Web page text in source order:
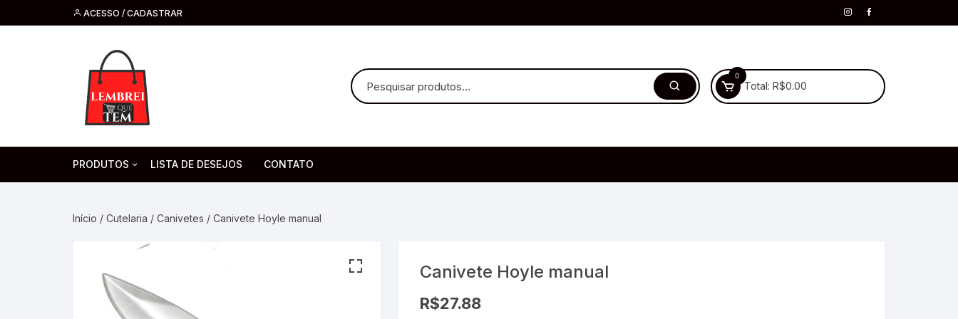
ACESSO / CADASTRAR
0
Total: R$0.00
PRODUTOS
Headsets e Microfone
Artigos para festa
LISTA DE DESEJOS CONTATO
Início / Cutelaria / Canivetes / Canivete Hoyle manual
Canivete Hoyle manual
R$27.88